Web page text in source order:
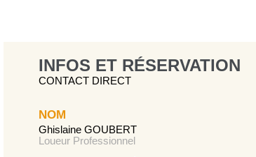
INFOS ET RÉSERVATION
CONTACT DIRECT
NOM
Ghislaine GOUBERT
Loueur Professionnel